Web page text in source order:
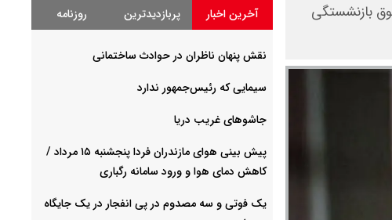
بازنشستگی
آخرین اخبار پربازدیدترین روزنامه
نقش پنهان ناظران در حوادث ساختمانی
سیمایی که رئیس‌جمهور ندارد
جاشوهای غریب دریا
پیش بینی هوای مازندران فردا پنجشنبه ۱۵ مرداد /
کاهش دمای هوا و ورود سامانه رگباری
یک فوتی و سه مصدوم در پی انفجار در یک جایگاه